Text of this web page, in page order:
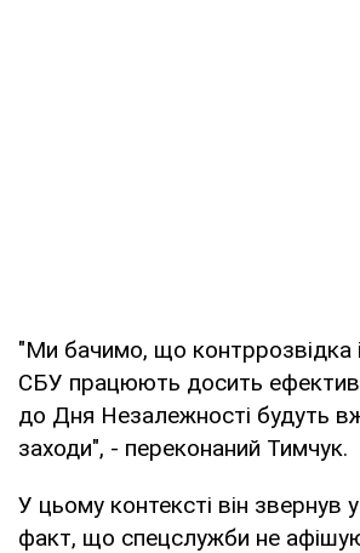
"Ми бачимо, що контррозвідка
СБУ працюють досить
до Дня Незалежності будуть
заходи", - переконаний Тимчук.
У цьому контексті він звернув
факт, що спецслужби не